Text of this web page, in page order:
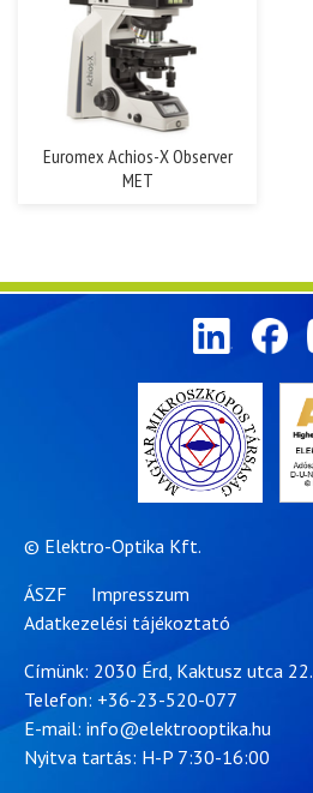
Euromex Achios-X Observer
MET
© Elektro-Optika Kft.
ÁSZF
Impresszum
Adatkezelési tájékoztató
Címünk: 2030 Érd, Kaktusz utca 22.
Telefon: +36-23-520-077
E-mail: info@elektrooptika.hu
Nyitva tartás: H-P 7:30-16:00